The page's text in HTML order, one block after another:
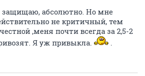
защищаю, абсолютно. Но мне
не критичный, тем
,меня почти всегда за 2,5-2
Я уж привыкла.
.